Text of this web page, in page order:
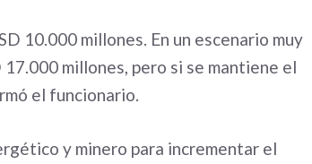
10.000 millones. En un escenario muy
millones, pero si se mantiene el
el funcionario.
y minero para incrementar el